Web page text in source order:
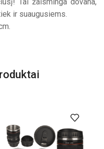
ir suaugusiems.